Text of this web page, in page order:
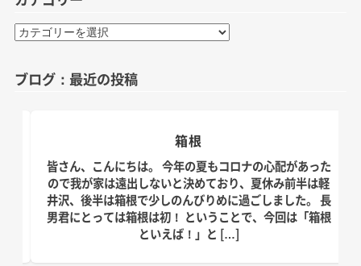
カ
テ
リ
ブログ：最近の投稿
配があった
前半は軽
した。 長
回は「箱根
夏の思い出「アゲハ蝶」との日々
皆さん、こんにちは。 暦の上だけでなく、肌でも秋
っかり感じられる日が増えてきました。 皆さん、少
りやすくなったのではないでしょうか？ 撮影、収録
筆、取材、原稿確認、監修物確認、コンサルテー
ン、研究活動に子 […]